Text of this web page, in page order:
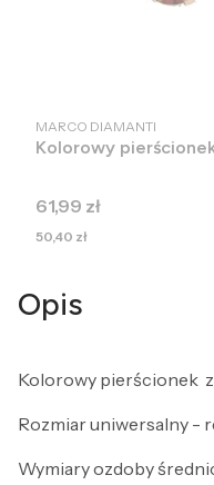
PRODUCENT
MARCO DIAMANTI
Kolorowy
Cena
61,99 zł
Cena
50,40 zł
Opis
Kolorowy pierścionek
Rozmiar uniwersalny -
Wymiary ozdoby